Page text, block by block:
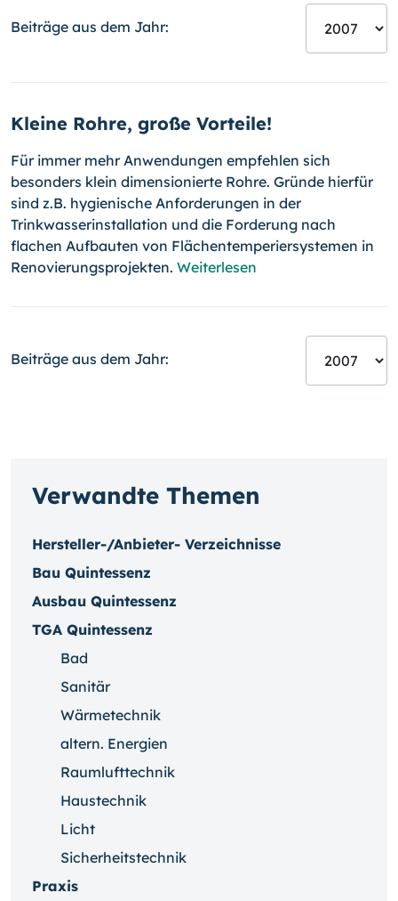
Beiträge aus dem Jahr:
Kleine Rohre, große Vorteile!
Für immer mehr Anwendungen empfehlen sich
besonders klein dimen­sionierte Rohre. Gründe hierfür
sind z.B. hygienische Anforderungen in der
Trinkwasserinstallation und die Forderung nach
flachen Aufbauten von Flächentemperiersystemen in
Renovierungsprojekten. Weiterlesen
Beiträge aus dem Jahr:
Verwandte Themen
Hersteller-/Anbieter- Verzeichnisse
Bau Quintessenz
Ausbau Quintessenz
TGA Quintessenz
Bad
Sanitär
Wärmetechnik
altern. Energien
Raumlufttechnik
Haustechnik
Licht
Sicherheitstechnik
Praxis